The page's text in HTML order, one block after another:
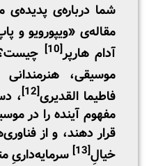
شما درباره‌ی پدیده‌ی
مقاله‌ی «ویپورویو و
آدام هارپر[10]
چیست؟
موسیقی،
فاطیما القدیری[12]
،
مفهوم آینده را در
قرار دهند، و از
خیالِ[13]
سرمایه‌داریِ